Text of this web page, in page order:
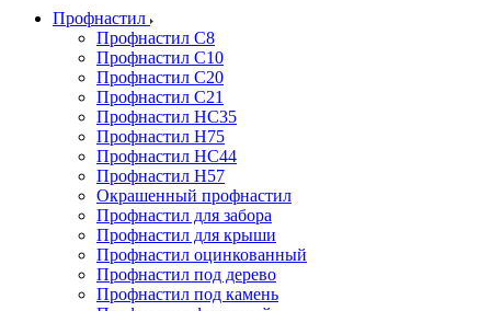
Профнастил
Профнастил С8
Профнастил С10
Профнастил С20
Профнастил С21
Профнастил НС35
Профнастил Н75
Профнастил HC44
Профнастил Н57
Окрашенный профнастил
Профнастил для забора
Профнастил для крыши
Профнастил оцинкованный
Профнастил под дерево
Профнастил под камень